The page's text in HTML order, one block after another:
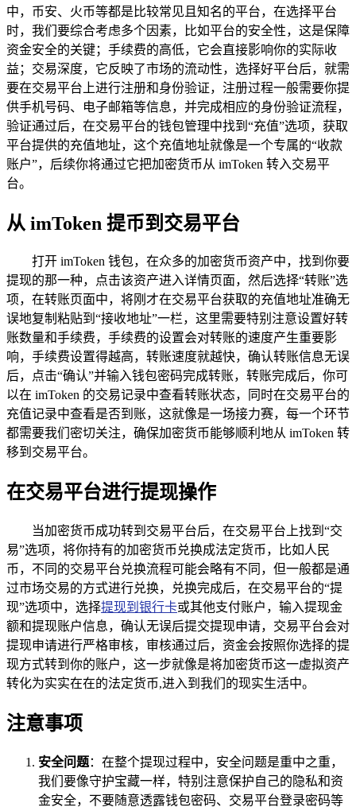
中，币安、火币等都是比较常见且知名的平台，在选择平台
时，我们要综合考虑多个因素，比如平台的安全性，这是保障
资金安全的关键；手续费的高低，它会直接影响你的实际收
益；交易深度，它反映了市场的流动性，选择好平台后，就需
要在交易平台上进行注册和身份验证，注册过程一般需要你提
供手机号码、电子邮箱等信息，并完成相应的身份验证流程，
验证通过后，在交易平台的钱包管理中找到“充值”选项，获取
平台提供的充值地址，这个充值地址就像是一个专属的“收款
账户”，后续你将通过它把加密货币从 imToken 转入交易平
台。
从 imToken 提币到交易平台
打开 imToken 钱包，在众多的加密货币资产中，找到你要
提现的那一种，点击该资产进入详情页面，然后选择“转账”选
项，在转账页面中，将刚才在交易平台获取的充值地址准确无
误地复制粘贴到“接收地址”一栏，这里需要特别注意设置好转
账数量和手续费，手续费的设置会对转账的速度产生重要影
响，手续费设置得越高，转账速度就越快，确认转账信息无误
后，点击“确认”并输入钱包密码完成转账，转账完成后，你可
以在 imToken 的交易记录中查看转账状态，同时在交易平台的
充值记录中查看是否到账，这就像是一场接力赛，每一个环节
都需要我们密切关注，确保加密货币能够顺利地从 imToken 转
移到交易平台。
在交易平台进行提现操作
当加密货币成功转到交易平台后，在交易平台上找到“交
易”选项，将你持有的加密货币兑换成法定货币，比如人民
币，不同的交易平台兑换流程可能会略有不同，但一般都是通
过市场交易的方式进行兑换，兑换完成后，在交易平台的“提
现”选项中，选择提现到银行卡或其他支付账户，输入提现金
额和提现账户信息，确认无误后提交提现申请，交易平台会对
提现申请进行严格审核，审核通过后，资金会按照你选择的提
现方式转到你的账户，这一步就像是将加密货币这一虚拟资产
转化为实实在在的法定货币,进入到我们的现实生活中。
注意事项
安全问题：在整个提现过程中，安全问题是重中之重，
我们要像守护宝藏一样，特别注意保护自己的隐私和资
金安全，不要随意透露钱包密码、交易平台登录密码等